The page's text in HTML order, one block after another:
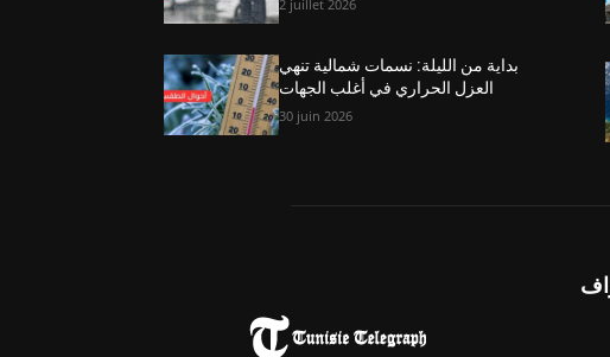
2 juillet 2026
بداية من الليلة: نسمات شمالية تنهي
العزل الحراري في أغلب الجهات
30 juin 2026